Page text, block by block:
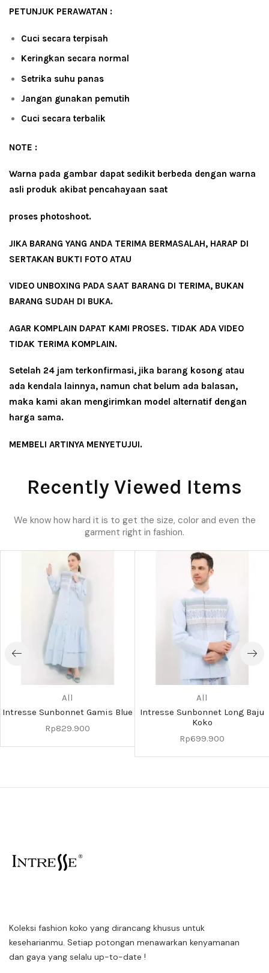
PETUNJUK PERAWATAN :
Cuci secara terpisah
Keringkan secara normal
Setrika suhu panas
Jangan gunakan pemutih
Cuci secara terbalik
NOTE :
Warna pada gambar dapat sedikit berbeda dengan warna
asli produk akibat pencahayaan saat
proses photoshoot.
JIKA BARANG YANG ANDA TERIMA BERMASALAH, HARAP DI
SERTAKAN BUKTI FOTO ATAU
VIDEO UNBOXING PADA SAAT BARANG DI TERIMA, BUKAN
BARANG SUDAH DI BUKA.
AGAR KOMPLAIN DAPAT KAMI PROSES. TIDAK ADA VIDEO
TIDAK TERIMA KOMPLAIN.
Setelah 24 jam terkonfirmasi, jika barang kosong atau
ada kendala lainnya, namun chat belum ada balasan,
maka kami akan mengirimkan model alternatif dengan
harga sama.
MEMBELI ARTINYA MENYETUJUI.
Recently Viewed Items
We know how hard it is to get the size, color and even the
garment right in fashion.
All
Intresse Sunbonnet Gamis Blue
Rp829.900
All
Intresse Sunbonnet Long Baju
Koko
Rp699.900
Koleksi fashion koko yang dirancang khusus untuk
keseharianmu. Setiap potongan menawarkan kenyamanan
dan gaya yang selalu up-to-date !